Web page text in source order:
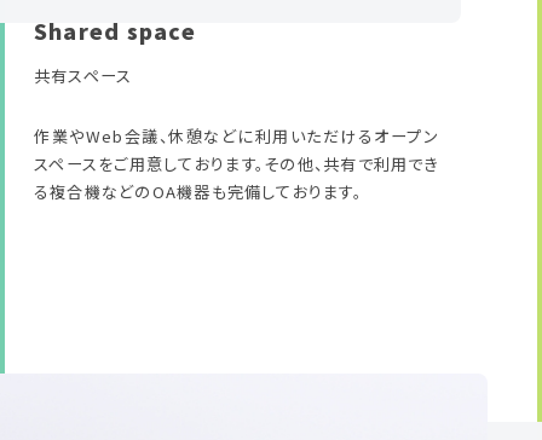
Shared space
共有スペース
作業やWeb会議、休憩などに利用いただけるオープン
スペースをご用意しております。その他、共有で利用でき
る複合機などのOA機器も完備しております。